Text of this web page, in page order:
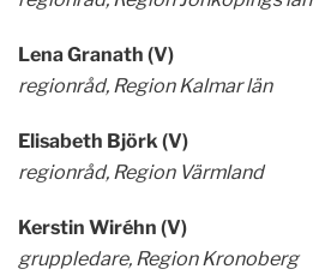
Lena Granath (V)
regionråd, Region Kalmar län
Elisabeth Björk (V)
regionråd, Region Värmland
Kerstin Wiréhn (V)
gruppledare, Region Kronoberg